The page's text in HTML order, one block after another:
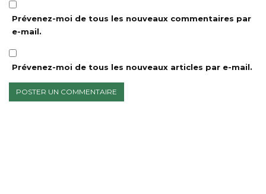
Prévenez-moi de tous les nouveaux commentaires par
e-mail.
Prévenez-moi de tous les nouveaux articles par e-mail.